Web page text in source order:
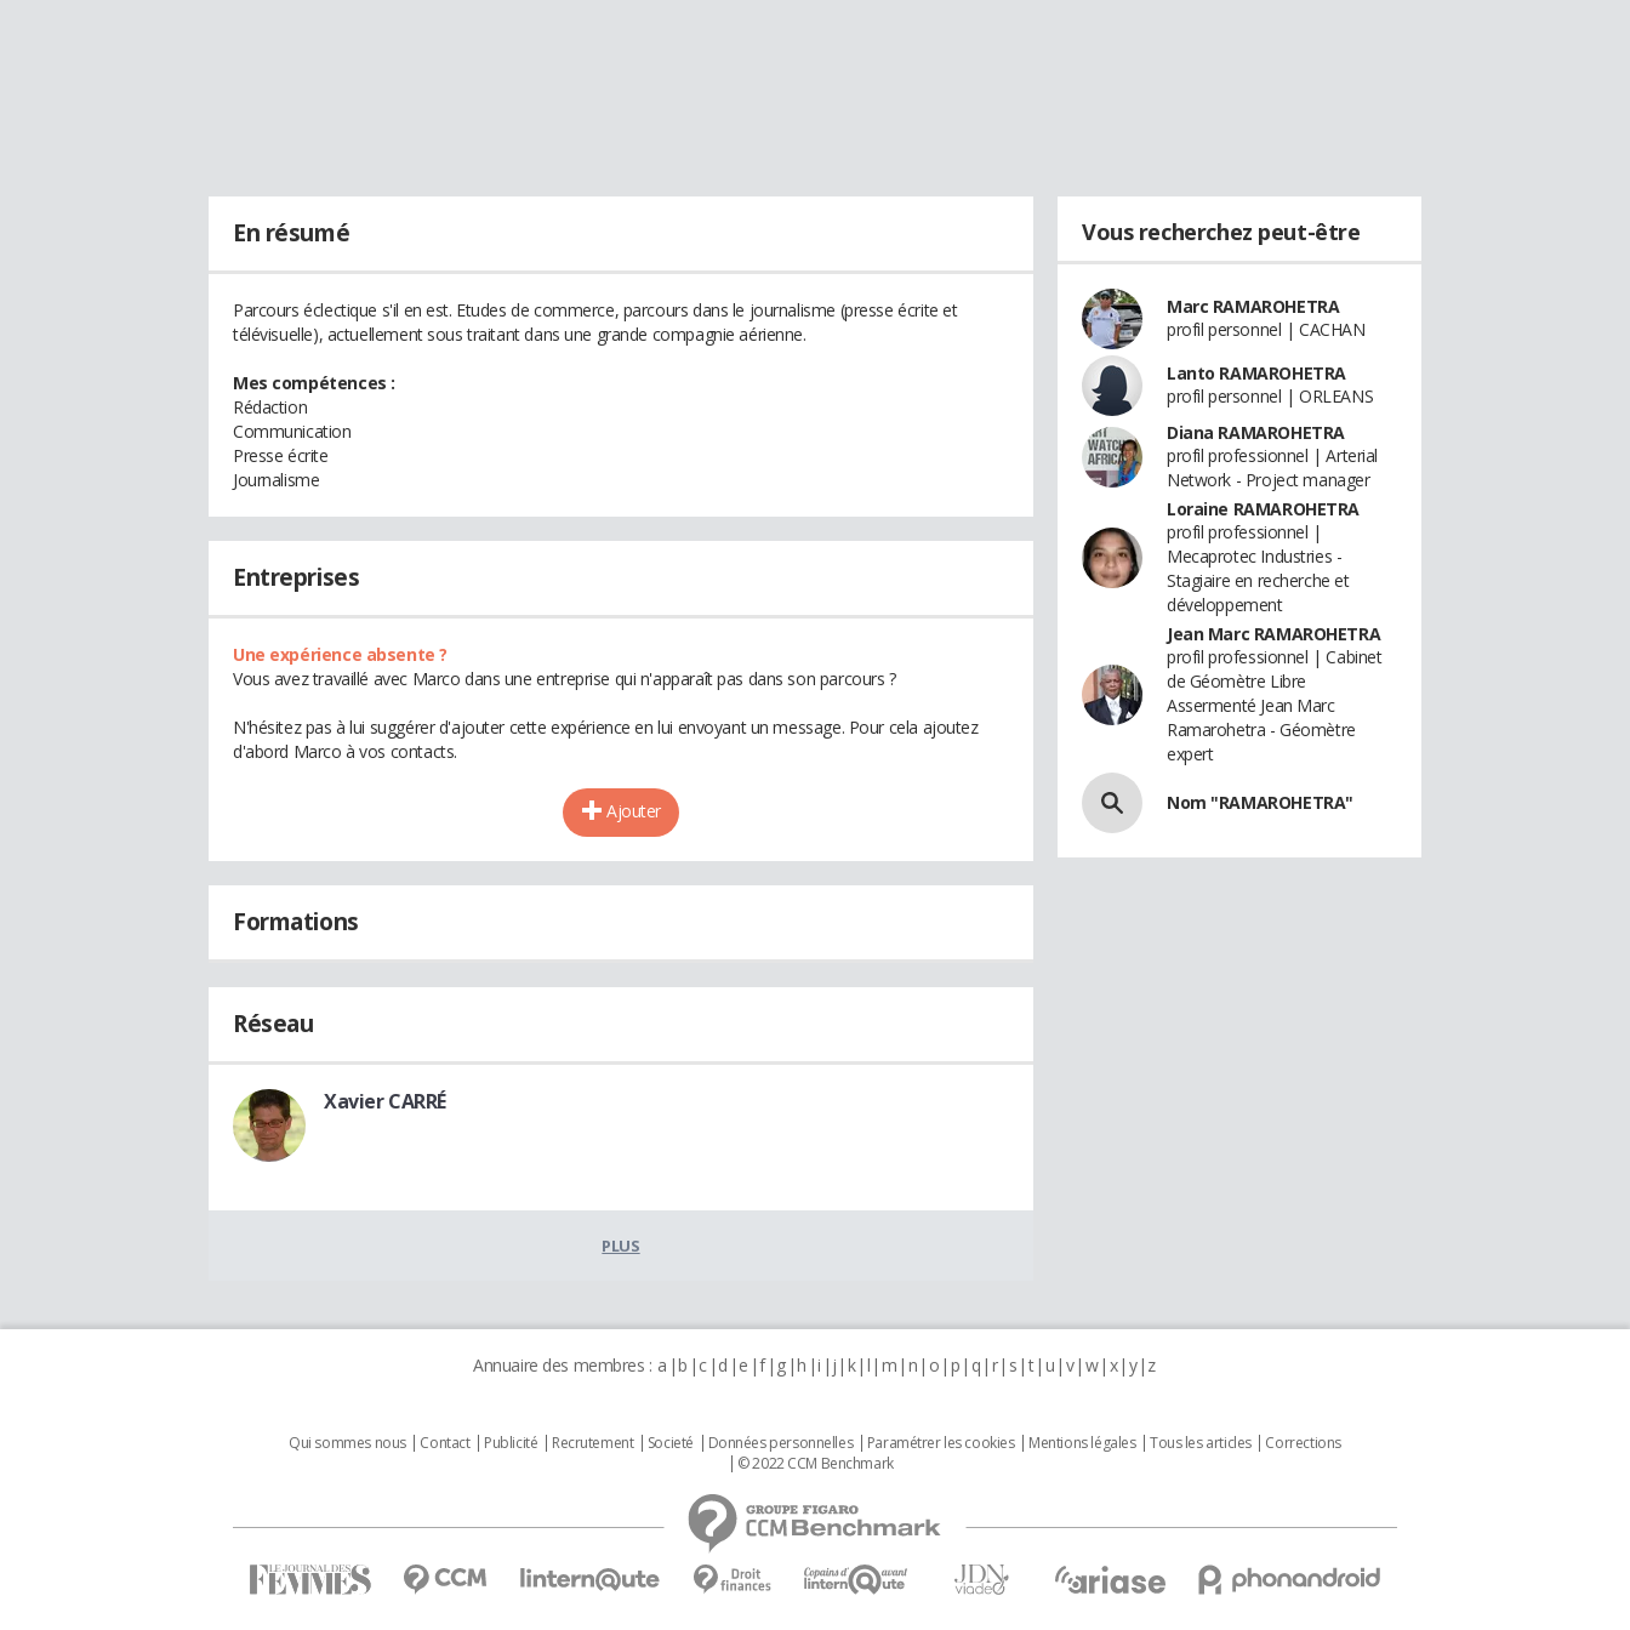
En résumé
Parcours éclectique s'il en est. Etudes de commerce, parcours dans le journalisme (presse écrite et
télévisuelle), actuellement sous traitant dans une grande compagnie aérienne.
Mes compétences :
Rédaction
Communication
Presse écrite
Journalisme
Entreprises
Une expérience absente ?
Vous avez travaillé avec Marco dans une entreprise qui n'apparaît pas dans son parcours ?
N'hésitez pas à lui suggérer d'ajouter cette expérience en lui envoyant un message. Pour cela ajoutez
d'abord Marco à vos contacts.
Ajouter
Formations
Réseau
Xavier CARRÉ
PLUS
Vous recherchez peut-être
Marc RAMAROHETRA
profil personnel | CACHAN
Lanto RAMAROHETRA
profil personnel | ORLEANS
Diana RAMAROHETRA
profil professionnel | Arterial
Network - Project manager
Loraine RAMAROHETRA
profil professionnel |
Mecaprotec Industries -
Stagiaire en recherche et
développement
Jean Marc RAMAROHETRA
profil professionnel | Cabinet
de Géomètre Libre
Assermenté Jean Marc
Ramarohetra - Géomètre
expert
Nom "RAMAROHETRA"
Annuaire des membres : a b c d e f g h i j k l m n o p q r s t u v w x y z
Qui sommes nous Contact Publicité Recrutement Societé Données personnelles Paramétrer les cookies Mentions légales Tous les articles
Corrections
© 2022 CCM Benchmark